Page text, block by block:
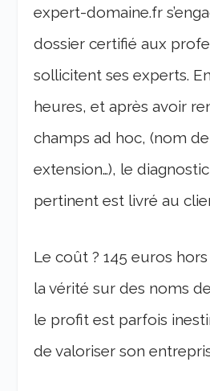
expert-domaine.fr
dossier certifié aux
sollicitent ses experts.
heures, et après avoir
champs ad hoc, (nom
extension…), le
pertinent est livré au
Le coût ? 145 euros
la vérité sur des noms
le profit est parfois
de valoriser son